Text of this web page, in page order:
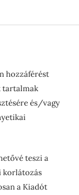
hozzáférést
tartalmak
és/vagy
teszi a
korlátozás
a Kiadót